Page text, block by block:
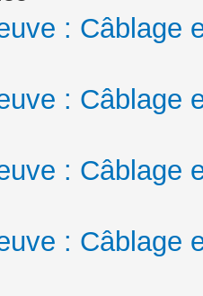
: Câblage
: Câblage
: Câblage
: Câblage